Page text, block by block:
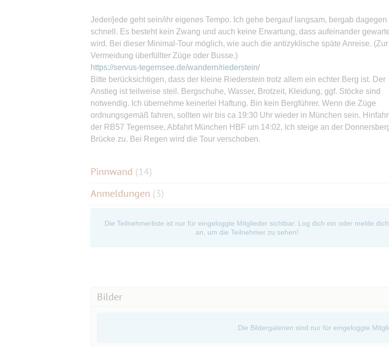
Jeder/jede geht sein/ihr eigenes Tempo. Ich gehe bergauf langsam, bergab dagegen
schnell. Es besteht kein Zwang und auch keine Erwartung, dass aufeinander
wird. Bei dieser Minimal-Tour möglich, wie auch die antizyklische späte Anreise. (Zur
Vermeidung überfüllter Züge oder Busse.)
https://servus-tegernsee.de/wandern/riederstein/
Bitte berücksichtigen, dass der kleine Riederstein trotz allem ein echter Berg ist. Der
Anstieg ist teilweise steil. Bergschuhe, Wasser, Brotzeit, Kleidung, ggf. Stöcke sind
notwendig. Ich übernehme keinerlei Haftung. Bin kein Bergführer. Wenn die Züge
ordnungsgemäß fahren, sollten wir bis ca 19:30 Uhr wieder in München sein.
der RB57 Tegernsee, Abfahrt München HBF um 14:02, Ich steige an der
Brücke zu. Bei Regen wird die Tour verschoben.
Pinnwand (14)
Anmeldungen (3)
Die Teilnehmerliste ist nur für eingeloggte Mitglieder sichtbar. Log dich ein oder melde dich
an, um die Teilnehmer zu sehen!
Bilder
Die Bildergalerien sind nur für eingeloggte